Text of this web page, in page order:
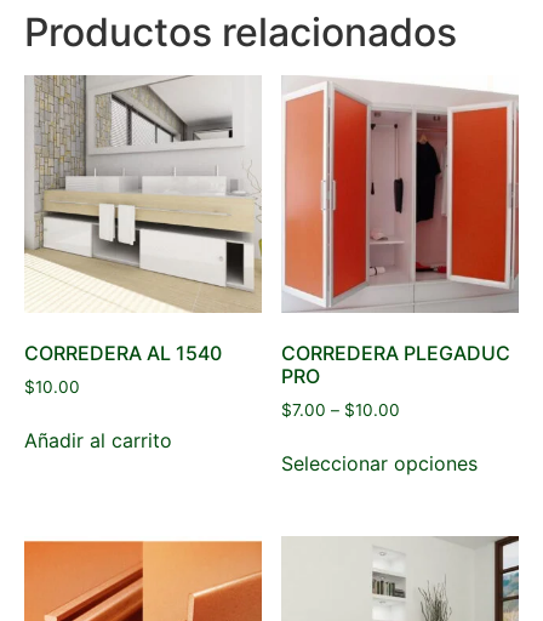
Productos relacionados
CORREDERA AL 1540
$10.00
Añadir al carrito
CORREDERA PLEGADUC
PRO
$7.00 – $10.00
Seleccionar opciones